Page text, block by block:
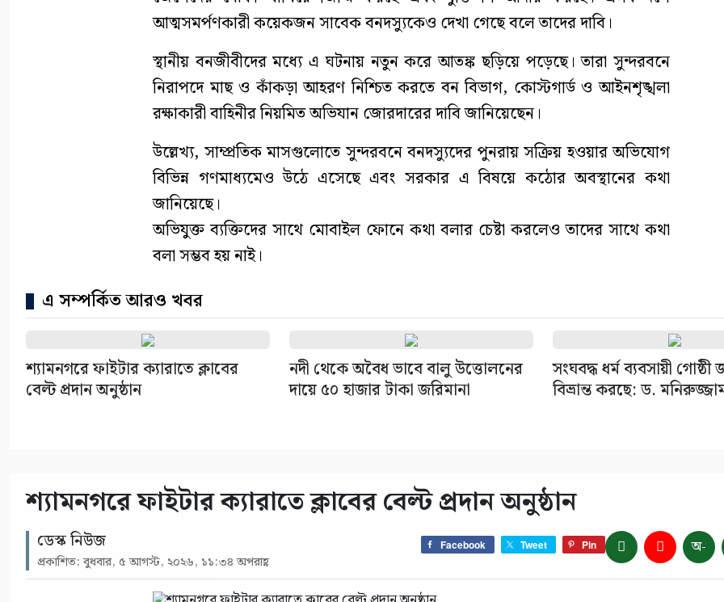
আত্মসমর্পণকারী কয়েকজন সাবেক বনদস্যুকেও দেখা গেছে বলে তাদের দাবি।
স্থানীয় বনজীবীদের মধ্যে এ ঘটনায় নতুন করে আতঙ্ক ছড়িয়ে পড়েছে। তারা সুন্দরবনে
নিরাপদে মাছ ও কাঁকড়া আহরণ নিশ্চিত করতে বন বিভাগ, কোস্টগার্ড ও আইনশৃঙ্খলা
রক্ষাকারী বাহিনীর নিয়মিত অভিযান জোরদারের দাবি জানিয়েছেন।
উল্লেখ্য, সাম্প্রতিক মাসগুলোতে সুন্দরবনে বনদস্যুদের পুনরায় সক্রিয় হওয়ার অভিযোগ
বিভিন্ন গণমাধ্যমেও উঠে এসেছে এবং সরকার এ বিষয়ে কঠোর অবস্থানের কথা
জানিয়েছে।
অভিযুক্ত ব্যক্তিদের সাথে মোবাইল ফোনে কথা বলার চেষ্টা করলেও তাদের সাথে কথা
বলা সম্ভব হয় নাই।
এ সম্পর্কিত আরও খবর
শ্যামনগরে ফাইটার ক্যারাতে ক্লাবের
বেল্ট প্রদান অনুষ্ঠান
নদী থেকে অবৈধ ভাবে বালু উত্তোলনের
দায়ে ৫০ হাজার টাকা জরিমানা
সংঘবদ্ধ ধর্ম ব্যবসায়ী গোষ্ঠী
বিভ্রান্ত করছে: ড.
শ্যামনগরে ফাইটার ক্যারাতে ক্লাবের বেল্ট প্রদান অনুষ্ঠান
ডেস্ক নিউজ
প্রকাশিত: বুধবার, ৫ আগস্ট, ২০২৬, ১১:৩৪ অপরাহ্ণ
Facebook Tweet Pin অ-